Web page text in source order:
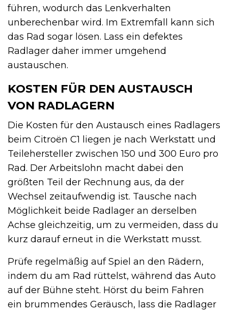
führen, wodurch das Lenkverhalten
unberechenbar wird. Im Extremfall kann sich
das Rad sogar lösen. Lass ein defektes
Radlager daher immer umgehend
austauschen.
KOSTEN FÜR DEN AUSTAUSCH
VON RADLAGERN
Die Kosten für den Austausch eines Radlagers
beim Citroën C1 liegen je nach Werkstatt und
Teilehersteller zwischen 150 und 300 Euro pro
Rad. Der Arbeitslohn macht dabei den
größten Teil der Rechnung aus, da der
Wechsel zeitaufwendig ist. Tausche nach
Möglichkeit beide Radlager an derselben
Achse gleichzeitig, um zu vermeiden, dass du
kurz darauf erneut in die Werkstatt musst.
Prüfe regelmäßig auf Spiel an den Rädern,
indem du am Rad rüttelst, während das Auto
auf der Bühne steht. Hörst du beim Fahren
ein brummendes Geräusch, lass die Radlager